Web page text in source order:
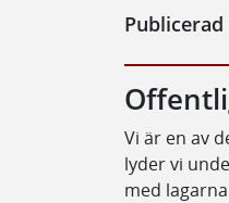
Publicerad
Vi är en av
lyder vi
med